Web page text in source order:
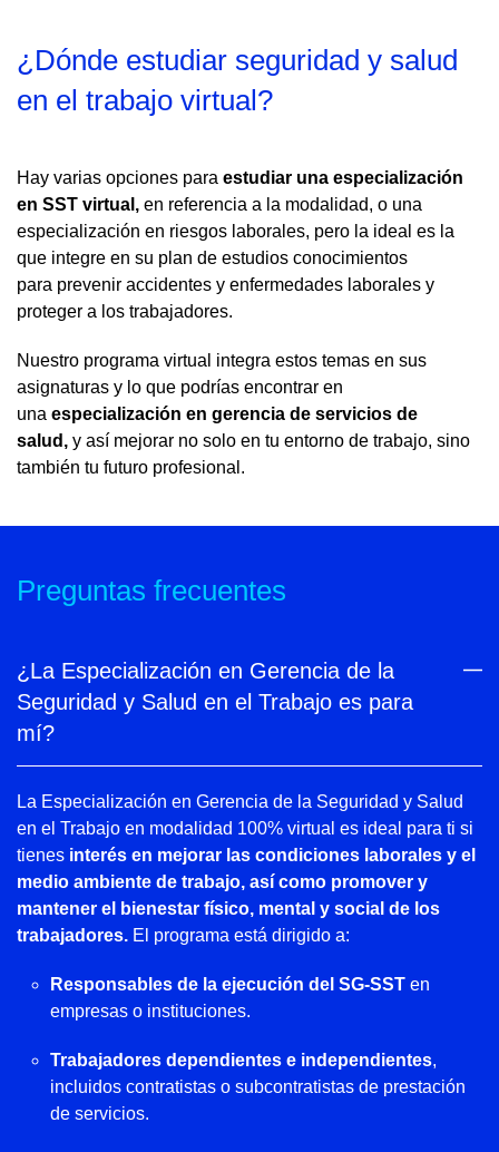
¿Dónde estudiar seguridad y salud
en el trabajo virtual?
Hay varias opciones para estudiar una especialización
en SST virtual, en referencia a la modalidad, o una
especialización en riesgos laborales, pero la ideal es la
que integre en su plan de estudios conocimientos
para prevenir accidentes y enfermedades laborales y
proteger a los trabajadores.
Nuestro programa virtual integra estos temas en sus
asignaturas y lo que podrías encontrar en
una especialización en gerencia de servicios de
salud, y así mejorar no solo en tu entorno de trabajo, sino
también tu futuro profesional.
Preguntas frecuentes
¿La Especialización en Gerencia de la
Seguridad y Salud en el Trabajo es para
mí?
La Especialización en Gerencia de la Seguridad y Salud
en el Trabajo en modalidad 100% virtual es ideal para ti si
tienes interés en mejorar las condiciones laborales y el
medio ambiente de trabajo, así como promover y
mantener el bienestar físico, mental y social de los
trabajadores. El programa está dirigido a:
Responsables de la ejecución del SG-SST en
empresas o instituciones.
Trabajadores dependientes e independientes,
incluidos contratistas o subcontratistas de prestación
de servicios.